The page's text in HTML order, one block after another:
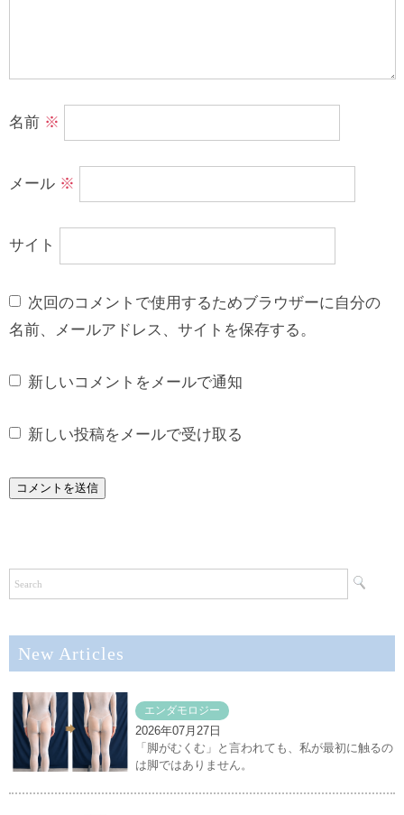
名前 ※
メール ※
サイト
次回のコメントで使用するためブラウザーに自分の
名前、メールアドレス、サイトを保存する。
新しいコメントをメールで通知
新しい投稿をメールで受け取る
New Articles
エンダモロジー
2026年07月27日
「脚がむくむ」と言われても、私が最初に触るの
は脚ではありません。